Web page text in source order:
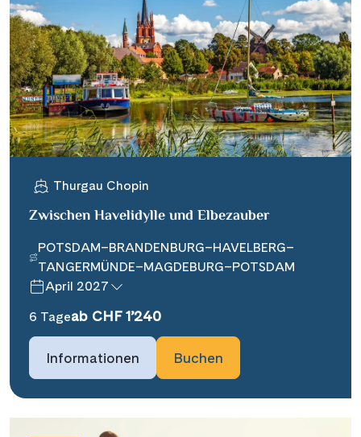
Thurgau Chopin
Zwischen Havelidylle und Elbezauber
POTSDAM–BRANDENBURG–HAVELBERG–
TANGERMÜNDE–MAGDEBURG–POTSDAM
April 2027
6 Tageab CHF 1’240
Informationen Buchen